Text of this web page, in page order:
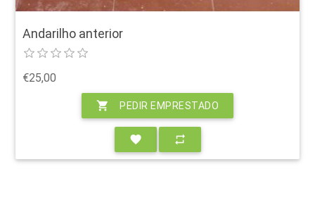
Andarilho anterior
€25,00
shopping_cart PEDIR EMPRESTADO
favorite repeat